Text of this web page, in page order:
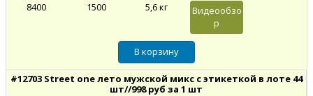
8400
1500 5,6 кг
Видеообзо
р
#12703 Street one лето мужской микс с этикеткой в лоте 44
шт//998 руб за 1 шт